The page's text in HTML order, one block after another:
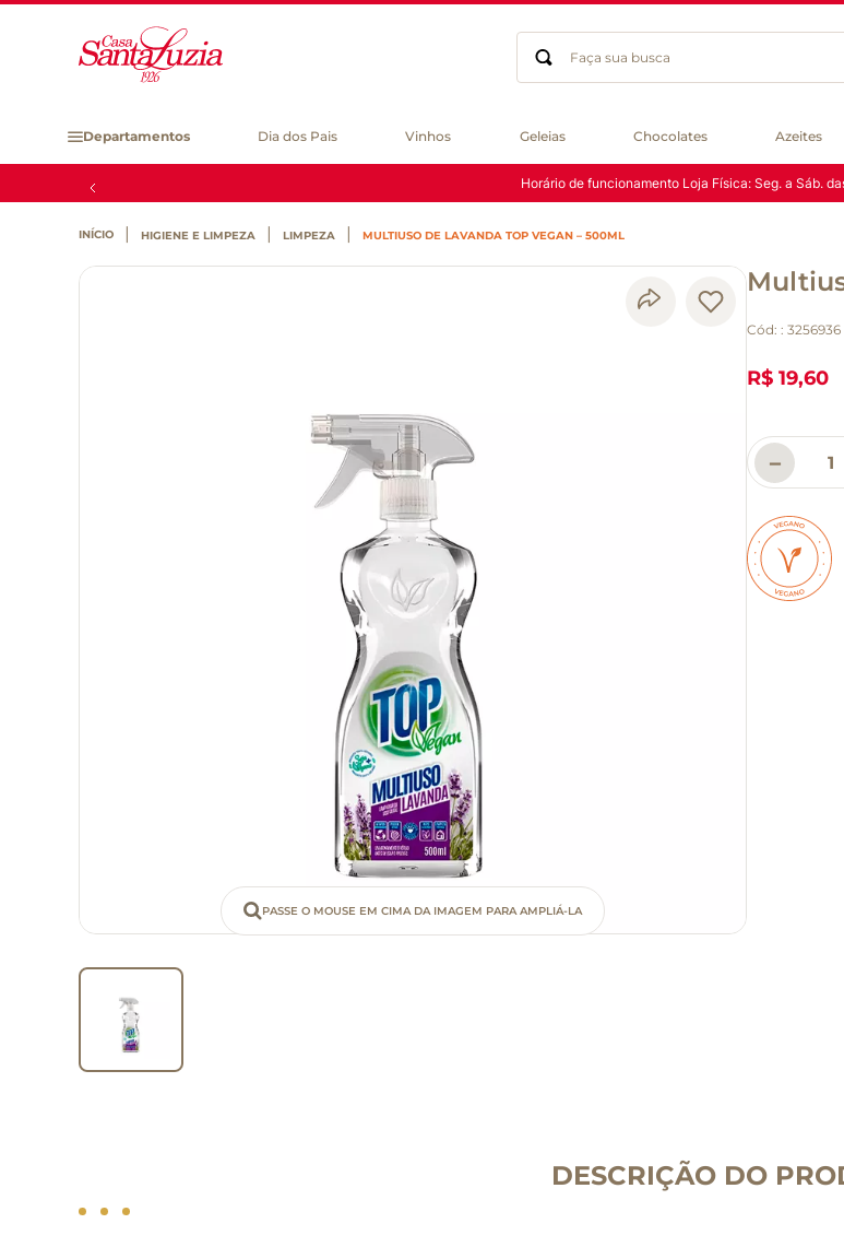
Faça sua busca
Departamentos Dia dos Pais Vinhos Geleias Chocolates Azeites
Horário de funcionamento Loja Física: Seg. a Sáb.
HIGIENE E LIMPEZA LIMPEZA MULTIUSO DE LAVANDA TOP VEGAN – 500ML
PASSE O MOUSE EM CIMA DA IMAGEM PARA AMPLIÁ-LA
Cód: : 3256936
R$ 19,60
－
DESCRIÇÃO DO
gluten
chocolate